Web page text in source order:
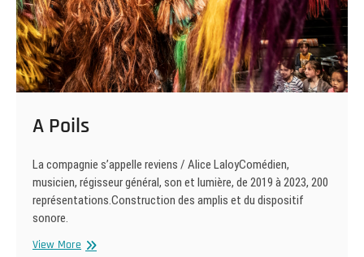
A Poils
La compagnie s’appelle reviens / Alice LaloyComédien,
musicien, régisseur général, son et lumière, de 2019 à 2023, 200
représentations.Construction des amplis et du dispositif
sonore.
View MoreA